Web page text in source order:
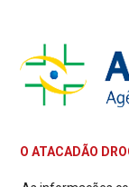
O ATACADÃO